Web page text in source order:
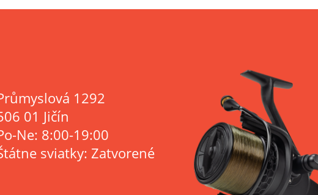
1292
01 Jičín
Ne: 8:00-19:00
sviatky: Zatvorené